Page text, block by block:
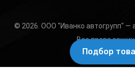
Подбор
© 2026. ООО "Иванко автогрупп" —
Все права